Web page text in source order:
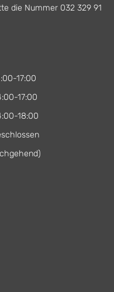
die Nummer 032 329 91
17:00
17:00
18:00